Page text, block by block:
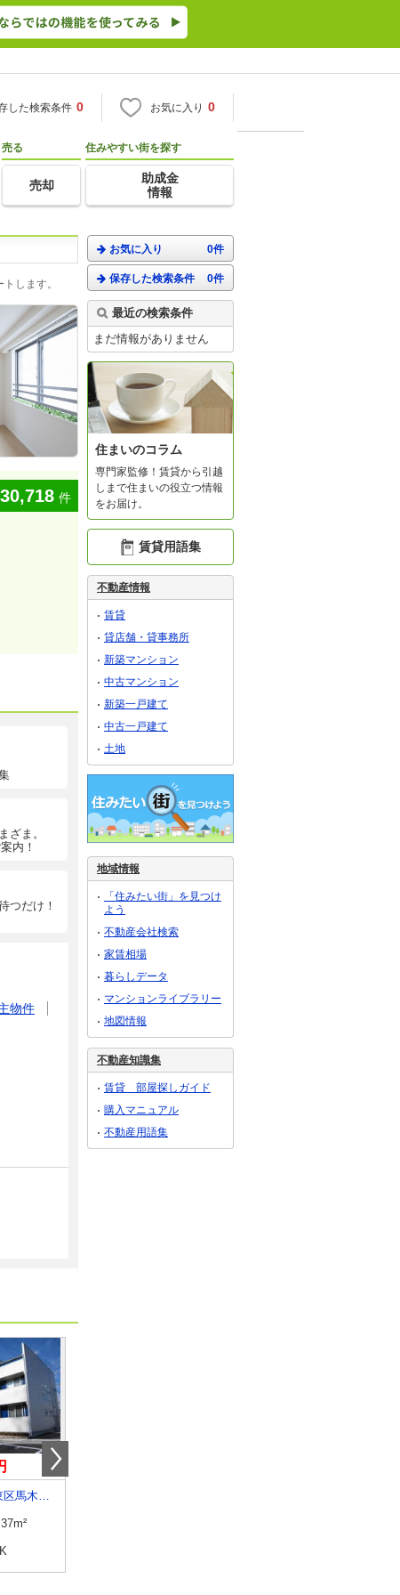
した検索条件 0 お気に入り 0
売る
売却
住みやすい街を探す
助成金
情報
します。
件
ざま。
内！
つだけ！
物件
広島県広島市東区馬木８丁目
お気に入り 0件
保存した検索条件 0件
最近の検索条件
まだ情報がありません
住まいのコラム
専門家監修！賃貸から引越
しまで住まいの役立つ情報
をお届け。
賃貸用語集
不動産情報
賃貸
貸店舗・貸事務所
新築マンション
中古マンション
新築一戸建て
中古一戸建て
土地
地域情報
「住みたい街」を見つけ
よう
不動産会社検索
家賃相場
暮らしデータ
マンションライブラリー
地図情報
不動産知識集
賃貸 部屋探しガイド
購入マニュアル
不動産用語集